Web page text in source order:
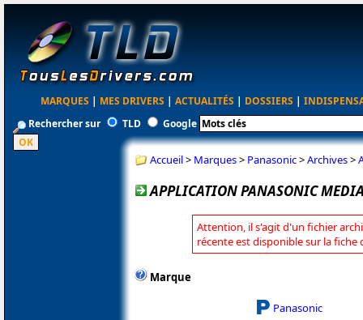
MARQUES | MES DRIVERS | ACTUALITÉS | DOSSIERS |
Rechercher sur
TLD Google
Accueil> Marques> Panasonic>Archives>
APPLICATION PANASONIC
Attention, il s'agit d'un fichier
récente est disponible sur la fiche
Marque
Panasonic